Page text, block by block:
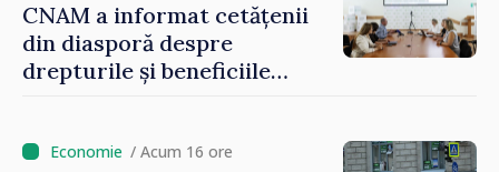
CNAM a informat cetățenii
din diasporă despre
drepturile și beneficiile
/ Acum 16 ore